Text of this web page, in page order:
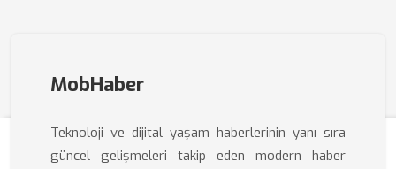
MobHaber
Teknoloji ve dijital yaşam haberlerinin yanı sıra
güncel gelişmeleri takip eden modern haber